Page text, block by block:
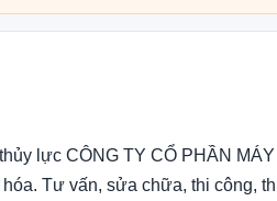
lực CÔNG TY CỔ PHẦN MÁY
Tư vấn, sửa chữa, thi công,